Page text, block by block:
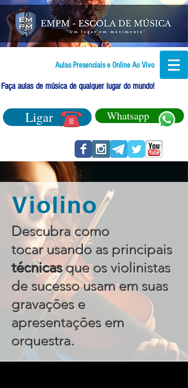
Aulas Presenciais e Online Ao Vivo
Faça aulas de música de qualquer lugar do mundo!
Ligar Whatsapp
Violino
Descubra como
tocar usando as principais
técnicasque os violinistas
de sucesso usam em suas
gravações e
apresentações em
orquestra.